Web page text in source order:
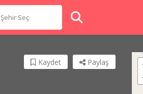
Şehir Seç
Paylaş
Kaydet